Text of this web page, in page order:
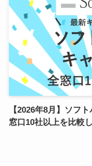
【2026年8月】ソフ
窓口10社以上を比較